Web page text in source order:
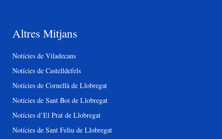
Altres Mitjans
Notícies de Viladecans
Notícies de Castelldefels
Notícies de Cornellà de Llobregat
Notícies de Sant Boi de Llobregat
Notícies d’El Prat de Llobregat
Notícies de Sant Feliu de Llobregat